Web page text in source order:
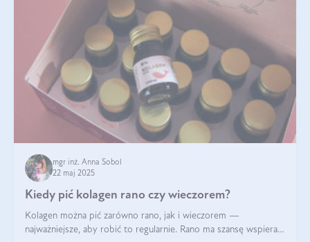
mgr inż. Anna Sobol
22 maj 2025
Kiedy pić kolagen rano czy wieczorem?
Kolagen można pić zarówno rano, jak i wieczorem —
najważniejsze, aby robić to regularnie. Rano ma szansę wspierać